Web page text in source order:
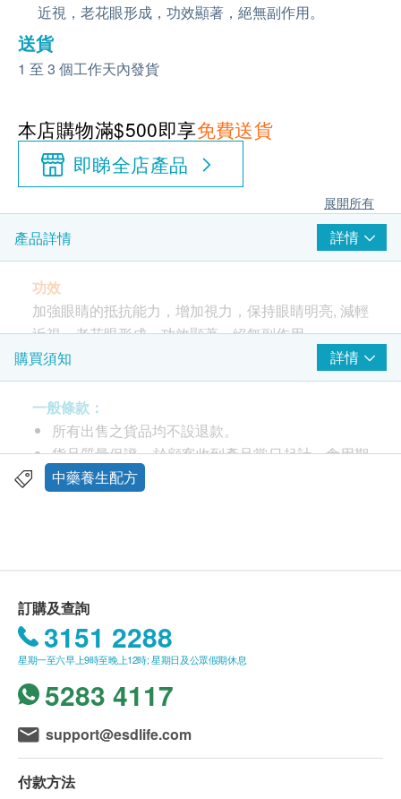
近視，老花眼形成，功效顯著，絕無副作用。
送貨
1 至 3 個工作天內發貨
本店購物滿$500即享免費送貨
即睇全店產品
展開所有
產品詳情 詳情
功效
加強眼睛的抵抗能力，增加視力，保持眼睛明亮, 減輕
近視，老花眼形成，功效顯著，絕無副作用。
中成藥註冊編號: HKP-15952
服用方法
成人每日二次，每次二粒或按照醫生指示。
成份
購買須知 詳情
一般條款：
所有出售之貨品均不設退款。
貨品質量保證，於顧客收到產品當日起計，食用期
應最少有12個月或以上。
購買 鴻運貿易(國際)有限公司 產品總額滿
HK$500，即可享本地免費送貨服務。賬單總額未
滿HK$500需附加HK$30運費。
送貨服務不適用於偏遠地區及離島(例如馬灣、機
場、愉景灣、等地區)
我們將於確定訂單後1-3個工作天內安排發貨。
本公司之農歷新年假期將會於2026年2月16日(年廿
九)至2月24日(年初八)休息9天。直至2月25日(年初九)
中藥養生配方
訂購及查詢
3151 2288
星期一至六早上9時至晚上12時; 星期日及公眾假期休息
5283 4117
support@esdlife.com
付款方法